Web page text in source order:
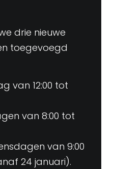
drie nieuwe
toegevoegd
van 12:00 tot
van 8:00 tot
van 9:00
24 januari).